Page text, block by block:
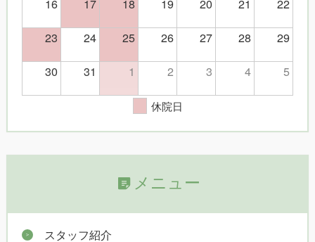
23
24 25 26 27 28
29
30
31 1 2 3 4 5
休院日
メニュー
スタッフ紹介